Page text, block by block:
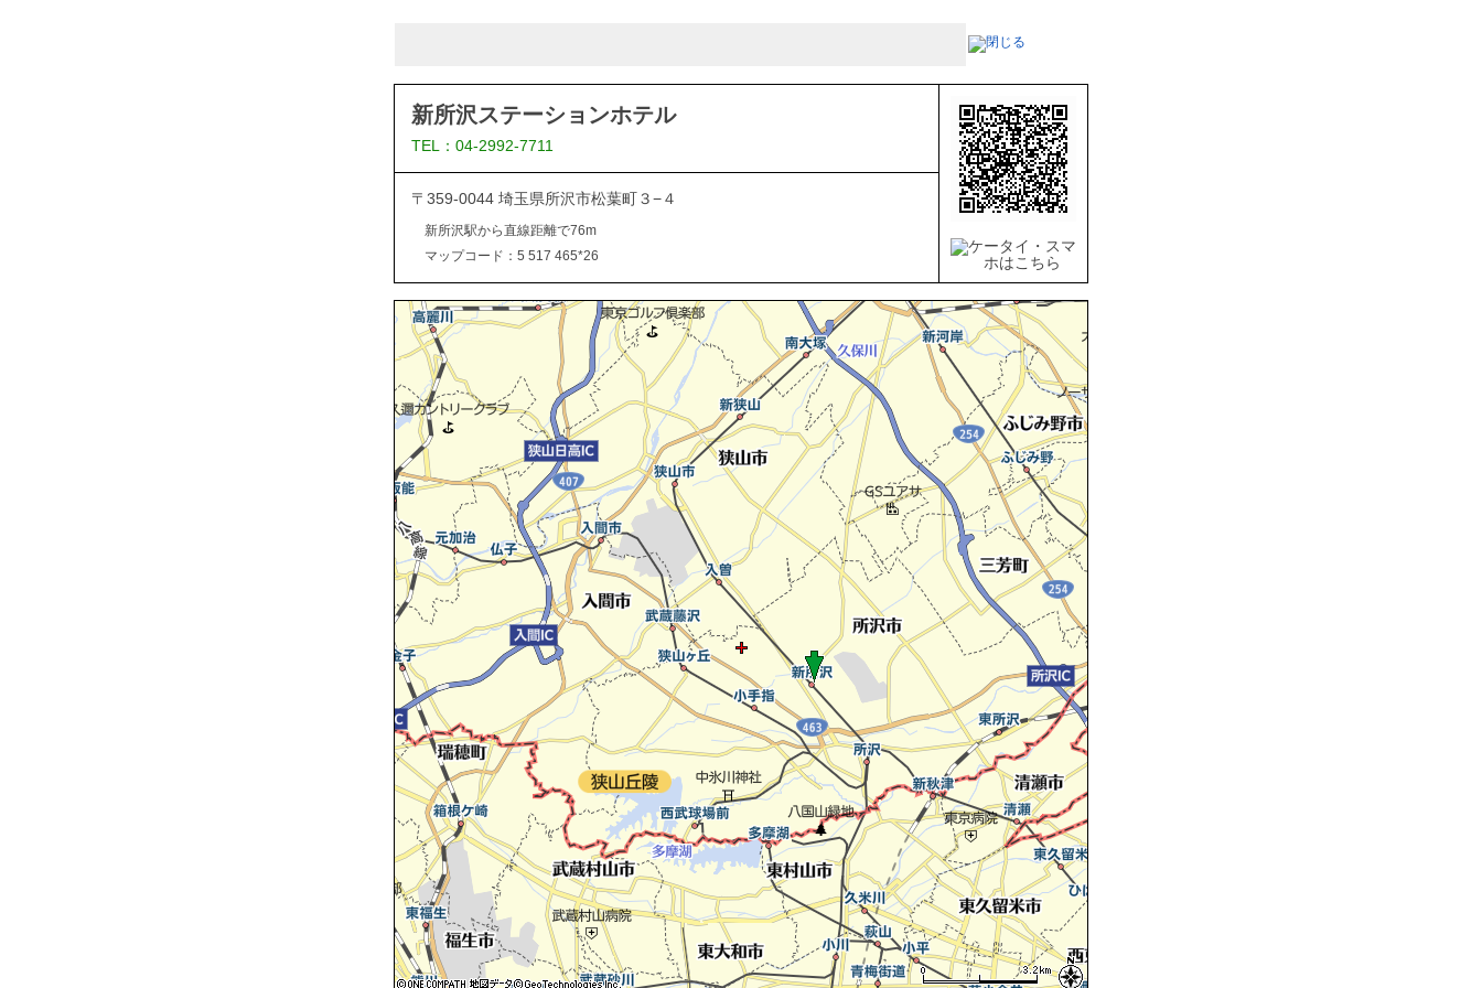
新所沢ステーションホテル
TEL：04-2992-7711
〒359-0044 埼玉県所沢市松葉町３−４
新所沢駅から直線距離で76m
マップコード：5 517 465*26